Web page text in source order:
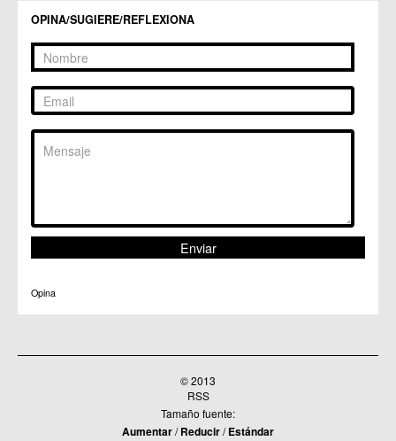
OPINA/SUGIERE/REFLEXIONA
Opina
© 2013
RSS
Tamaño fuente:
Aumentar/Reducir/Estándar